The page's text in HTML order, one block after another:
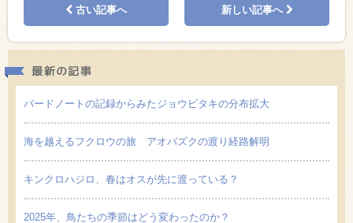
古い記事へ 新しい記事へ
バードノートの記録からみたジョウビタキの分布拡大
海を越えるフクロウの旅 アオバズクの渡り経路解明
キンクロハジロ、春はオスが先に渡っている？
2025年、鳥たちの季節はどう変わったのか？